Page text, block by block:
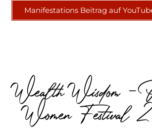
Manifestations Beitrag auf
Wealth Wisdom -
Women